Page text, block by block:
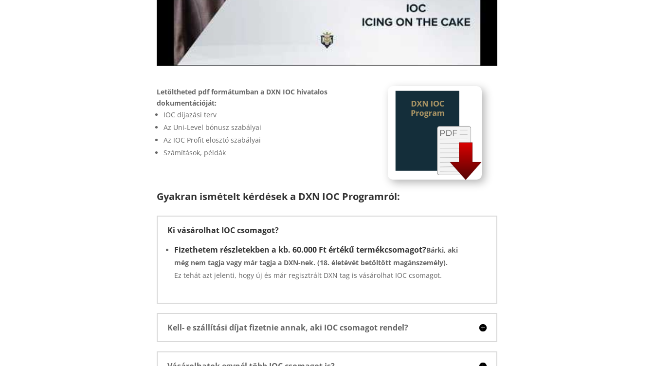
Letöltheted pdf formátumban a DXN IOC hivatalos
dokumentációját:
IOC díjazási terv
Az Uni-Level bónusz szabályai
Az IOC Profit elosztó szabályai
Számítások, példák
Gyakran ismételt kérdések a DXN IOC Programról:
Ki vásárolhat IOC csomagot?
Fizethetem részletekben a kb. 60.000 Ft értékű termékcsomagot?Bárki, aki
még nem tagja vagy már tagja a DXN-nek. (18. életévét betöltött magánszemély).
Ez tehát azt jelenti, hogy új és már regisztrált DXN tag is vásárolhat IOC csomagot.
Kell- e szállítási díjat fizetnie annak, aki IOC csomagot rendel?